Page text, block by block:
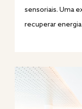
sensoriais. Uma
recuperar